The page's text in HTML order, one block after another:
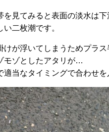
を見てみると表面の淡水は
二枚潮です。
けが浮いてしまうためプラス
モゾとしたアタリが…
適当なタイミングで合わせ